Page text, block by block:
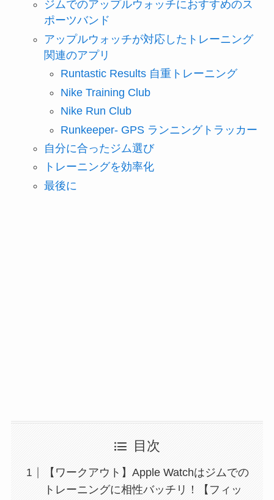
ジムでのアップルウォッチにおすすめのス
ポーツバンド
アップルウォッチが対応したトレーニング
関連のアプリ
Runtastic Results 自重トレーニング
Nike Training Club
Nike Run Club
Runkeeper- GPS ランニングトラッカー
自分に合ったジム選び
トレーニングを効率化
最後に
目次
【ワークアウト】Apple Watchはジムでの
トレーニングに相性バッチリ！【フィッ